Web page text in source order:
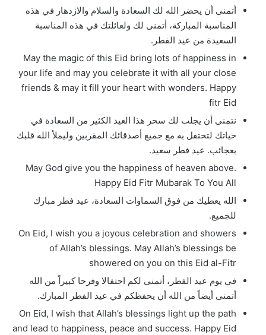
أتمنى أن يحضر الله لك السعادة والسلام والازدهار في هذه
المناسبة المباركة، أتمنى لك ولعائلتك في هذه المناسبة
السعيدة من عيد الفطر.
May the magic of this Eid bring lots of happiness in
your life and may you celebrate it with all your close
friends & may it fill your heart with wonders. Happy
fitr Eid
نتمنى أن يجلب لك سحر هذا العيد الكثير من السعادة في
حياتك لتحتفل به مع جميع أصدقائك المقربين وليملأ الله قلبك
بعجائب. عيد فطر سعيد.
May God give you the happiness of heaven above.
Happy Eid Fitr Mubarak To You All
الله يعطيك من فوق السماوات السعادة، عيد فطر مبارك
للجميع.
On Eid, I wish you a joyous celebration and showers
of Allah’s blessings. May Allah’s blessings be
showered on you on this Eid al-Fitr
في يوم عيد الفطر، أتمنى لكم احتفالا وفرحا كبيراً من الله
أتمنى أيضاً من الله أن يحفظكم في عيد الفطر المبارك.
On Eid, I wish that Allah’s blessings light up the path
and lead to happiness, peace and success. Happy Eid